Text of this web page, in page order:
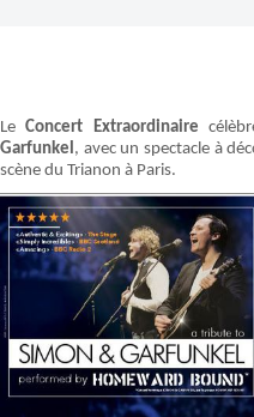
LeConcert Extraordinaire
Garfunkel, avec un spectacle à
scène du Trianon à Paris.